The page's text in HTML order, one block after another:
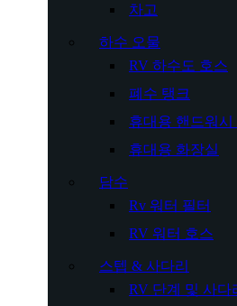
차고
하수 오물
RV 하수도 호스
폐수 탱크
휴대용 핸드워시
휴대용 화장실
담수
Rv 워터 필터
RV 워터 호스
스텝 & 사다리
RV 단계 및 사다